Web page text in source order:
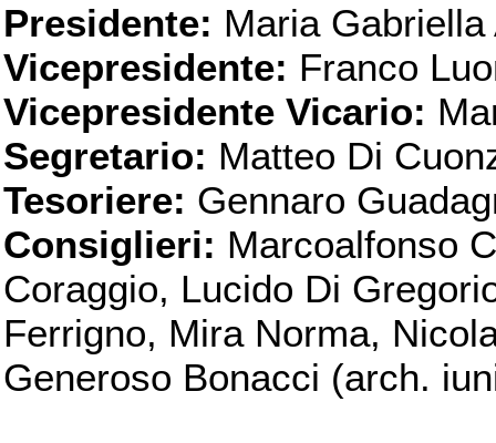
Presidente: Maria Gabriella
Vicepresidente: Franco
Vicepresidente Vicario:
Segretario: Matteo Di
Tesoriere: Gennaro
Consiglieri: Marcoalfonso
Coraggio, Lucido Di
Ferrigno, Mira Norma,
Generoso Bonacci (arch.